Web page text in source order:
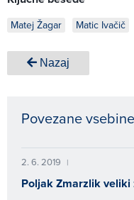
Matej Žagar Matic Ivačič
Nazaj
Povezane vsebine
2. 6. 2019 |
Poljak Zmarzlik